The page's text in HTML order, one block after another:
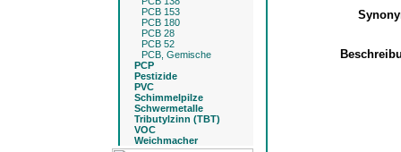
PCB 153
PCB 180
PCB 28
PCB 52
PCB, Gemische
PCP
Pestizide
PVC
Schimmelpilze
Schwermetalle
Tributylzinn (TBT)
VOC
Weichmacher